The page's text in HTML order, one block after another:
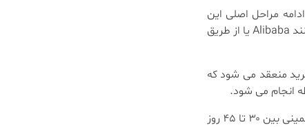
مراحل اصلی این
فرایند را به صورت تشریحی مرور می کنیم. نخست باید تأمین کننده مناسب انتخاب شود. بسیاری از واردکنندگان از طریق پلتفرم هایی مانند Alibaba یا از طریق
منعقد می شود که
انجام می شود.
حمل و نقل معمولاً از طریق دریا و از بنادر شانگهای، نینگبو یا شنژن صورت می گیرد. مدت زمان رسیدن محموله به بندرعباس یا بندر امام خمینی بین ۳۰ تا ۴۵ روز